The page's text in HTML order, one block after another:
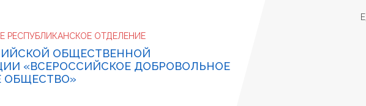
РЕСПУБЛИКАНСКОЕ ОТДЕЛЕНИЕ
ОБЩЕСТВЕННОЙ
«ВСЕРОССИЙСКОЕ ДОБРОВОЛЬНОЕ
ОБЩЕСТВО»